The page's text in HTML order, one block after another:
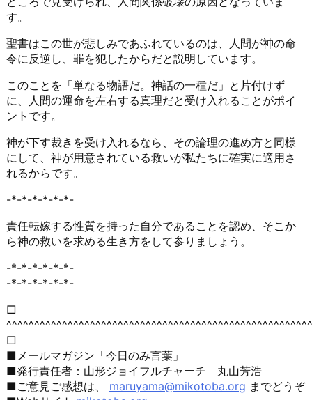
す。
聖書はこの世が悲しみであふれているのは、人間が神の命
令に反逆し、罪を犯したからだと説明しています。
このことを「単なる物語だ。神話の一種だ」と片付けず
に、人間の運命を左右する真理だと受け入れることがポイ
ントです。
神が下す裁きを受け入れるなら、その論理の進め方と同様
にして、神が用意されている救いが私たちに確実に適用さ
れるからです。
-*-*-*-*-*-*-
責任転嫁する性質を持った自分であることを認め、そこか
ら神の救いを求める生き方をして参りましょう。
-*-*-*-*-*-*-
-*-*-*-*-*-*-
□
□
■メールマガジン「今日のみ言葉」
■発行責任者：山形ジョイフルチャーチ 丸山芳浩
■ご意見ご感想は、 maruyama@mikotoba.org までどうぞ